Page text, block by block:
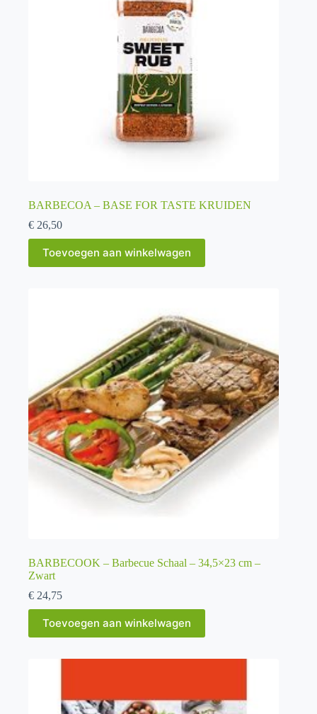
BARBECOA – BASE FOR TASTE KRUIDEN
€ 26,50
Toevoegen aan winkelwagen
BARBECOOK – Barbecue Schaal – 34,5×23 cm –
Zwart
€ 24,75
Toevoegen aan winkelwagen